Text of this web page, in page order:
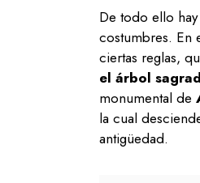
De todo ello
costumbres. En
ciertas reglas,
el árbol
monumental de
la cual
antigüedad.